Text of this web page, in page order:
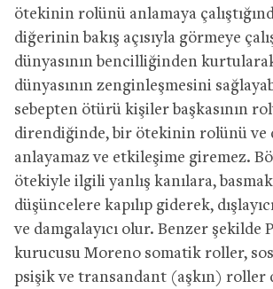
ötekinin rolünü anlamaya
diğerinin bakış açısıyla görmeye
dünyasının bencilliğinden
dünyasının zenginleşmesini
sebepten ötürü kişiler başkasının
direndiğinde, bir ötekinin rolünü ve
anlayamaz ve etkileşime giremez.
ötekiyle ilgili yanlış kanılara,
düşüncelere kapılıp giderek,
ve damgalayıcı olur. Benzer şekilde
kurucusu Moreno somatik roller,
psişik ve transandant (aşkın) roller